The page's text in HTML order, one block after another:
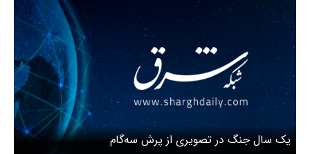
یک‌ سال جنگ در تصویری از پرش سه‌گام